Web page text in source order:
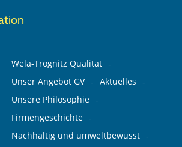
Wela-Trognitz Qualität
Unser Angebot GV
Aktuelles
Unsere Philosophie
Firmengeschichte
Nachhaltig und umweltbewusst